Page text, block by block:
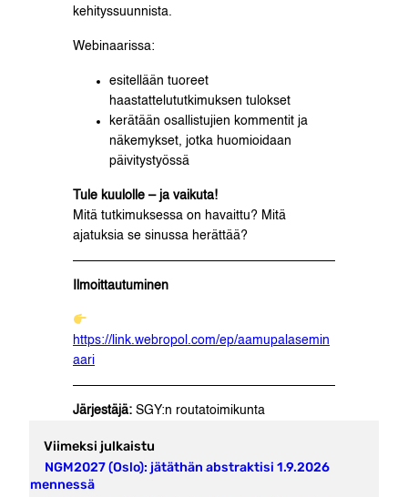
kehityssuunnista.
Webinaarissa:
esitellään tuoreet
haastattelututkimuksen tulokset
kerätään osallistujien kommentit ja
näkemykset, jotka huomioidaan
päivitystyössä
Tule kuulolle – ja vaikuta!
Mitä tutkimuksessa on havaittu? Mitä
ajatuksia se sinussa herättää?
Ilmoittautuminen
https://link.webropol.com/ep/aamupalasemin
aari
Järjestäjä: SGY:n routatoimikunta
Viimeksi julkaistu
NGM2027 (Oslo): jätäthän abstraktisi 1.9.2026
mennessä